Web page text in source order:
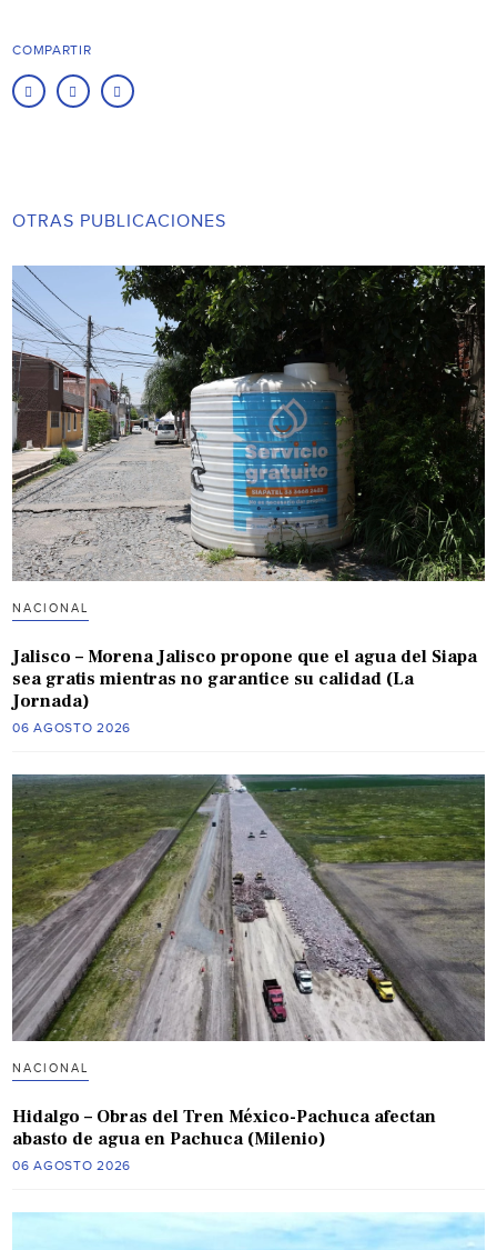
COMPARTIR
OTRAS PUBLICACIONES
NACIONAL
Jalisco – Morena Jalisco propone que el agua del Siapa
sea gratis mientras no garantice su calidad (La
Jornada)
06 AGOSTO 2026
NACIONAL
Hidalgo – Obras del Tren México-Pachuca afectan
abasto de agua en Pachuca (Milenio)
06 AGOSTO 2026